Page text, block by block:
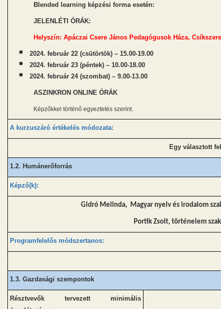
Blended learning képzési forma esetén:
JELENLÉTI ÓRÁK:
Helyszín: Apáczai Csere János Pedagógusok Háza,
2024. február 22 (csütörtök) – 15.00-19.00
2024. február 23 (péntek) – 10.00-18.00
2024. február 24 (szombat) – 9.00-13.00
ASZINKRON ONLINE ÓRÁK
Képzőkkel történő egyeztetés szerint.
A kurzuszáró értékelés módozata:
Egy választott
1.2. Humánerőforrás
Képző(k):
Gidró Melinda, Magyar nyelv és irodalom
Portik Zsolt, történelem
Programfelelős módszertanos:
1.3. Gazdasági szempontok
Résztvevők tervezett minimális